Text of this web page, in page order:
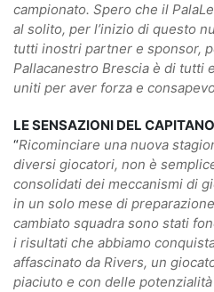
campionato. Spero che il
al solito, per l’inizio di questo
tutti inostri partner e sponsor,
Pallacanestro Brescia è di tutti
uniti per aver forza e
LE SENSAZIONI DEL
“Ricominciare una nuova
diversi giocatori, non è
consolidati dei meccanismi di
in un solo mese di
cambiato squadra sono stati
i risultati che abbiamo
affascinato da Rivers, un
piaciuto e con delle